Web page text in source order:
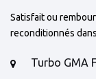
Satisfait ou
reconditionnés
Turbo GMA